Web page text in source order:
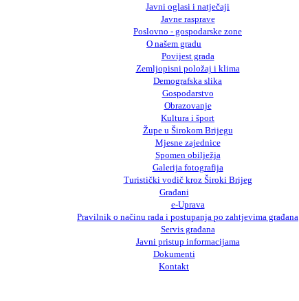
Javni oglasi i natječaji
Javne rasprave
Poslovno - gospodarske zone
O našem gradu
Povijest grada
Zemljopisni položaj i klima
Demografska slika
Gospodarstvo
Obrazovanje
Kultura i šport
Župe u Širokom Brijegu
Mjesne zajednice
Spomen obilježja
Galerija fotografija
Turistički vodič kroz Široki Brijeg
Građani
e-Uprava
Pravilnik o načinu rada i postupanja po zahtjevima građana
Servis građana
Javni pristup informacijama
Dokumenti
Kontakt